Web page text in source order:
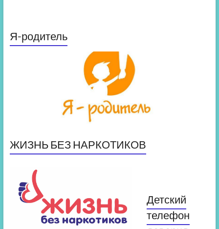
Я-родитель
ЖИЗНЬ БЕЗ НАРКОТИКОВ
Детский
телефон